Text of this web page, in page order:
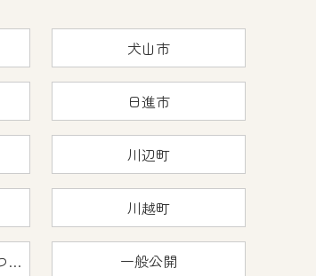
犬山市
日進市
川辺町
川越町
おうちで猿ＪＯＹどうぶつえん 一般公開